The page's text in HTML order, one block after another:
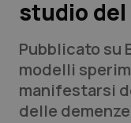
Lettere al
Edizioni
studio del
Pubblicato su
modelli
manifestarsi
delle